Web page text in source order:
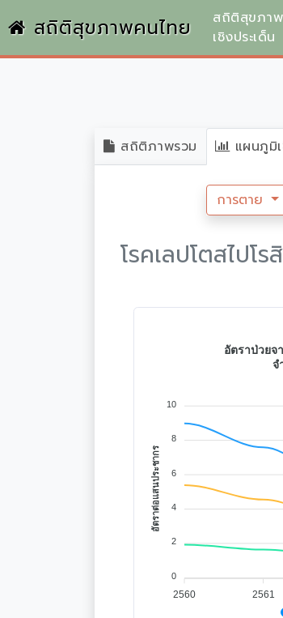
สถิติสุขภาพคนไทย
สถิติสุขภาพ
เชิงประเด็น
สถิติภาพรวม แผนภูมิเ
การตาย
โรคเลปโตสไปโร